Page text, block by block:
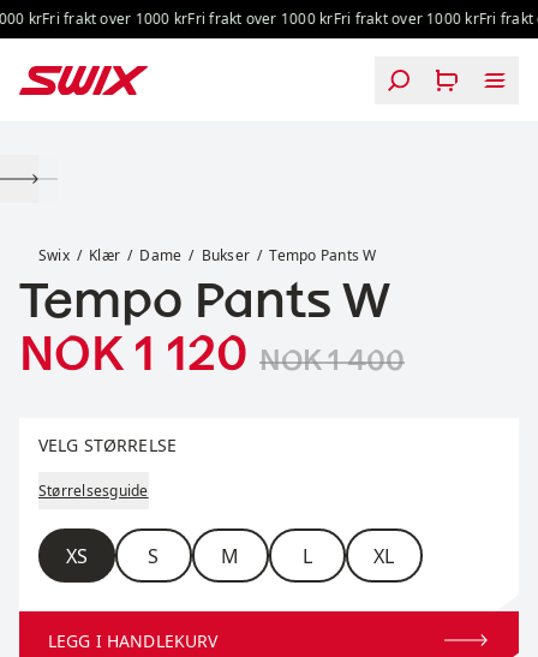
Hopp til innhold
krFri frakt over 1000 krFri frakt over 1000 krFri frakt over 1000 krFri frakt
Swix Klær Dame Bukser Tempo Pants W
Tempo Pants W
Salgspris:
NOK 1 120 Originalpris:
NOK 1 400
VELG STØRRELSE
Størrelsesguide
Størrelse
XS S M L XL
LEGG I HANDLEKURV